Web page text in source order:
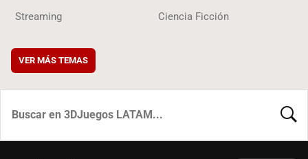
Streaming Ciencia Ficción
VER MÁS TEMAS